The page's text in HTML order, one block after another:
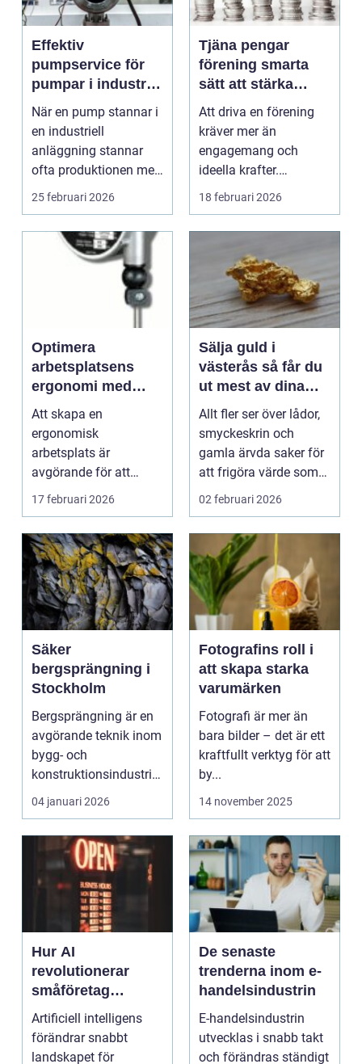
Effektiv
pumpservice för
pumpar i industrin
– så undviker du
kostsamma
driftstopp
När en pump stannar i
en industriell
anläggning stannar
ofta produktionen med
den. Fö...
25 februari 2026
Tjäna pengar
förening smarta
sätt att stärka
kassan utan
krångel
Att driva en förening
kräver mer än
engagemang och
ideella krafter.
Träningshallar ska
18 februari 2026
Optimera
arbetsplatsens
ergonomi med
balansblock
Att skapa en
ergonomisk
arbetsplats är
avgörande för att
främja hälsa och v...
17 februari 2026
Sälja guld i
västerås så får du
ut mest av dina
smycken och mynt
Allt fler ser över lådor,
smyckeskrin och
gamla ärvda saker för
att frigöra värde som
bara ligger he...
02 februari 2026
Säker
bergsprängning i
Stockholm
Bergsprängning är en
avgörande teknik inom
bygg- och
konstruktionsindustrin.
Den anv&...
04 januari 2026
Fotografins roll i
att skapa starka
varumärken
Fotografi är mer än
bara bilder – det är ett
kraftfullt verktyg för att
by...
14 november 2025
Hur AI
revolutionerar
småföretag
världen över
Artificiell intelligens
förändrar snabbt
landskapet för
De senaste
trenderna inom e-
handelsindustrin
E-handelsindustrin
utvecklas i snabb takt
och förändras ständigt